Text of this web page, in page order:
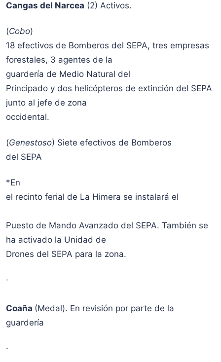
Cangas del Narcea (2) Activos.
(Cobo)
18 efectivos de Bomberos del SEPA, tres empresas
forestales, 3 agentes de la
guardería de Medio Natural del
Principado y dos helicópteros de extinción del SEPA
junto al jefe de zona
occidental.
(Genestoso) Siete efectivos de Bomberos
del SEPA
*En
el recinto ferial de La Himera se instalará el
Puesto de Mando Avanzado del SEPA. También se
ha activado la Unidad de
Drones del SEPA para la zona.
·
Coaña (Medal). En revisión por parte de la
guardería
·